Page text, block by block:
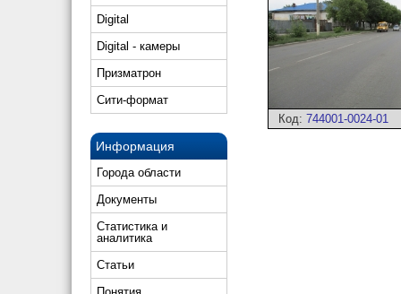
Digital
Digital - камеры
Призматрон
Сити-формат
Информация
Города области
Документы
Статистика и
аналитика
Статьи
Код: 744001-0024-01